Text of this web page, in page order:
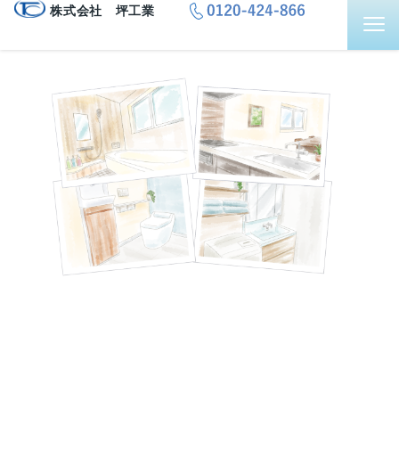
株式会社 坪工業